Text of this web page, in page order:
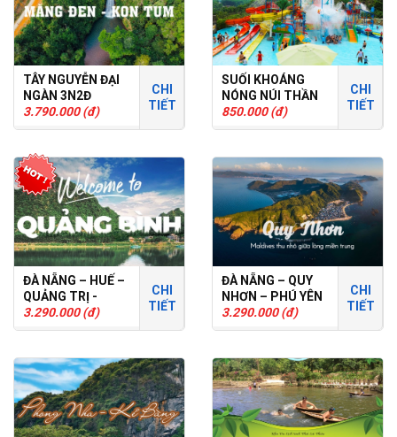
TÂY NGUYỄN ĐẠI
NGÀN 3N2Đ
3.790.000 (đ)
CHI
TIẾT
SUỐI KHOÁNG
NÓNG NÚI THẦN
TÀI
850.000 (đ)
CHI
TIẾT
ĐÀ NẴNG – HUẾ –
QUẢNG TRỊ -
QUẢNG BÌNH
3N2Đ
3.290.000 (đ)
CHI
TIẾT
ĐÀ NẴNG – QUY
NHƠN – PHÚ YÊN
3N2Đ
3.290.000 (đ)
CHI
TIẾT